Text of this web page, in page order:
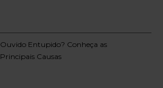
Ouvido Entupido? Conheça as
Principais Causas